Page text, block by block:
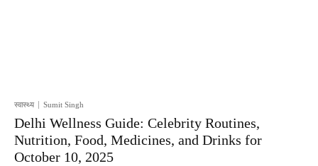
स्वास्थ्य Sumit Singh
Delhi Wellness Guide: Celebrity Routines,
Nutrition, Food, Medicines, and Drinks for
October 10, 2025